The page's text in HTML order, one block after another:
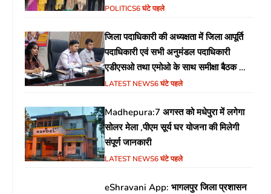
POLITICS6 घंटे पहले
जिला पदाधिकारी की अध्यक्षता में जिला आपूर्ति
पदाधिकारी एवं सभी अनुमंडल पदाधिकारी
एडीएसओ तथा एमोओ के साथ समीक्षा बैठक का
आयोजन
LATEST NEWS6 घंटे पहले
Madhepura:7 अगस्त को मधेपुरा में लगेगा
सोलर मेला ,पीएम सूर्य घर योजना की मिलेगी
संपूर्ण जानकारी
LATEST NEWS6 घंटे पहले
eShravani App: भागलपुर जिला प्रशासन